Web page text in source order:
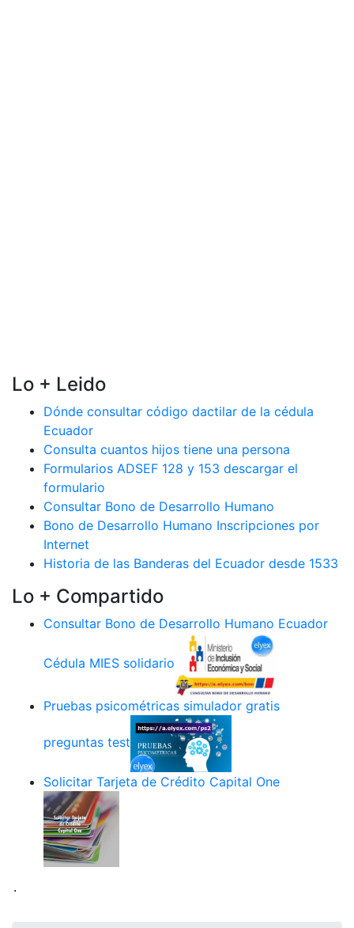
Lo + Leido
Dónde consultar código dactilar de la cédula
Ecuador
Consulta cuantos hijos tiene una persona
Formularios ADSEF 128 y 153 descargar el
formulario
Consultar Bono de Desarrollo Humano
Bono de Desarrollo Humano Inscripciones por
Internet
Historia de las Banderas del Ecuador desde 1533
Lo + Compartido
Consultar Bono de Desarrollo Humano Ecuador
Cédula MIES solidario
Pruebas psicométricas simulador gratis
preguntas test
Solicitar Tarjeta de Crédito Capital One
.